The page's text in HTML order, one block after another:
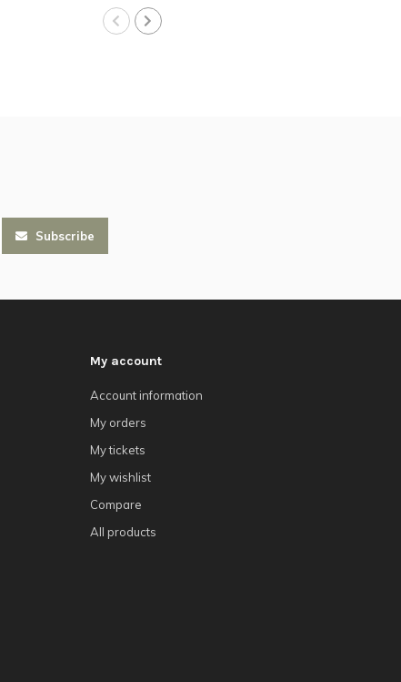
Subscribe
My account
Account information
My orders
My tickets
My wishlist
Compare
All products